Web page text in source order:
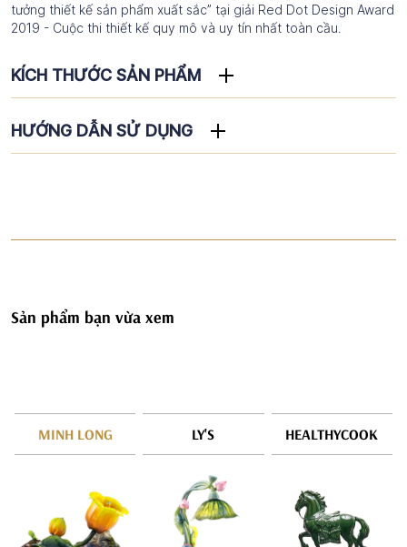
tưởng thiết kế sản phẩm xuất sắc” tại giải Red Dot Design Award
2019 - Cuộc thi thiết kế quy mô và uy tín nhất toàn cầu.
KÍCH THƯỚC SẢN PHẨM
HƯỚNG DẪN SỬ DỤNG
Sản phẩm bạn vừa xem
MINH LONG LY'S HEALTHYCOOK